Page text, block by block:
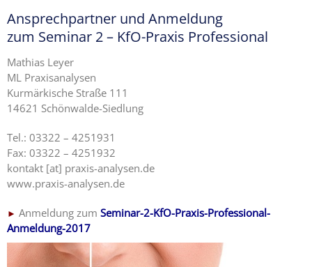
Ansprechpartner und Anmeldung
zum Seminar 2 – KfO-Praxis Professional
Mathias Leyer
ML Praxisanalysen
Kurmärkische Straße 111
14621 Schönwalde-Siedlung
Tel.: 03322 – 4251931
Fax: 03322 – 4251932
kontakt [at] praxis-analysen.de
www.praxis-analysen.de
► Anmeldung zum Seminar-2-KfO-Praxis-Professional-
Anmeldung-2017